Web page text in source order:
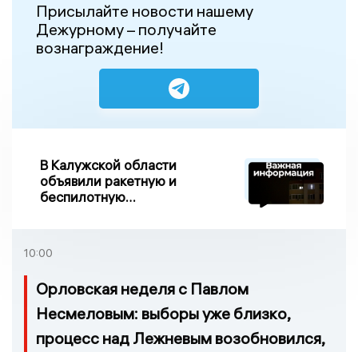
Присылайте новости нашему
Дежурному – получайте
вознаграждение!
В Калужской области
объявили ракетную и
беспилотную
10:00
Орловская неделя с Павлом
Несмеловым: выборы уже близко,
процесс над Лежневым возобновился,